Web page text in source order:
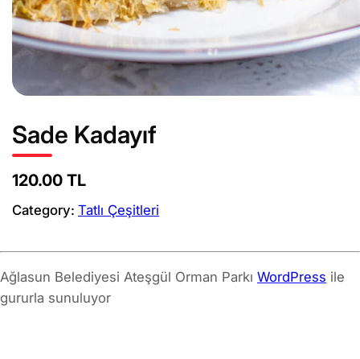
Sade Kadayıf
120.00 TL
Category: Tatlı Çeşitleri
Ağlasun Belediyesi Ateşgül Orman Parkı WordPress ile
gururla sunuluyor